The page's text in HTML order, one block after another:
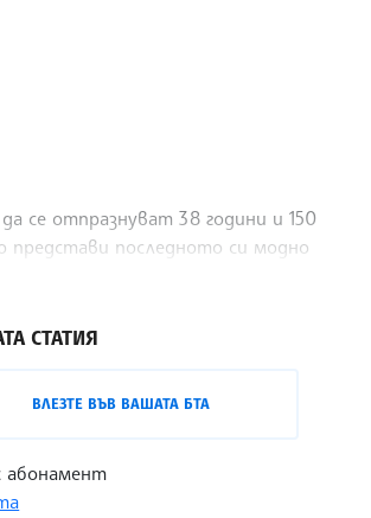
се отпразнуват 38 години и 150
представи последното си модно
СТАТИЯ
ВЛЕЗТЕ ВЪВ ВАШАТА БТА
абонамент
на българската култура,